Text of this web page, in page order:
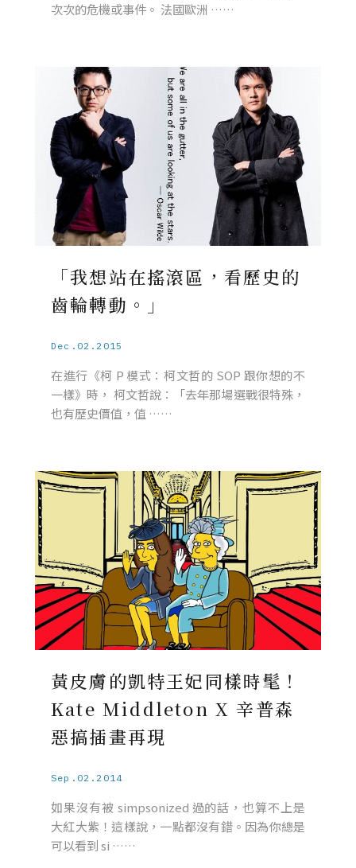
次次的危機或事件。 法國歐洲 ……
「我想站在搖滾區，看歷史的
齒輪轉動。」
Dec.02.2015
在進行《柯 P 模式：柯文哲的 SOP 跟你想的不
一樣》時， 柯文哲說：「去年那場選戰很特殊，
也有歷史價值，值 ……
黃皮膚的凱特王妃同樣時髦！
Kate Middleton X 辛普森
惡搞插畫再現
Sep.02.2014
如果沒有被 simpsonized 過的話，也算不上是
大紅大紫！這樣說，一點都沒有錯。因為你總是
可以看到 si ……